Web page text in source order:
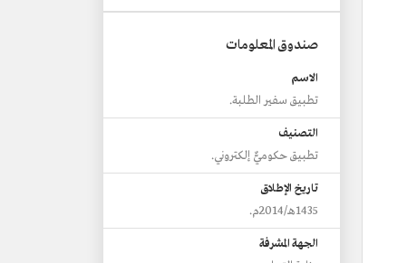
صندوق المعلومات
الاسم
تطبيق سفير الطلبة.
التصنيف
تطبيق حكوميٌّ إلكتروني.
تاريخ الإطلاق
1435هـ/2014م.
الجهة المشرفة